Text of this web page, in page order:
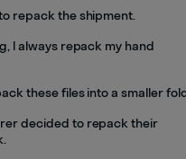
repack the shipment.
I always repack my hand
these files into a smaller
decided to repack their